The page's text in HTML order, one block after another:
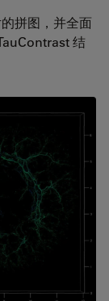
拼图，并全面
结